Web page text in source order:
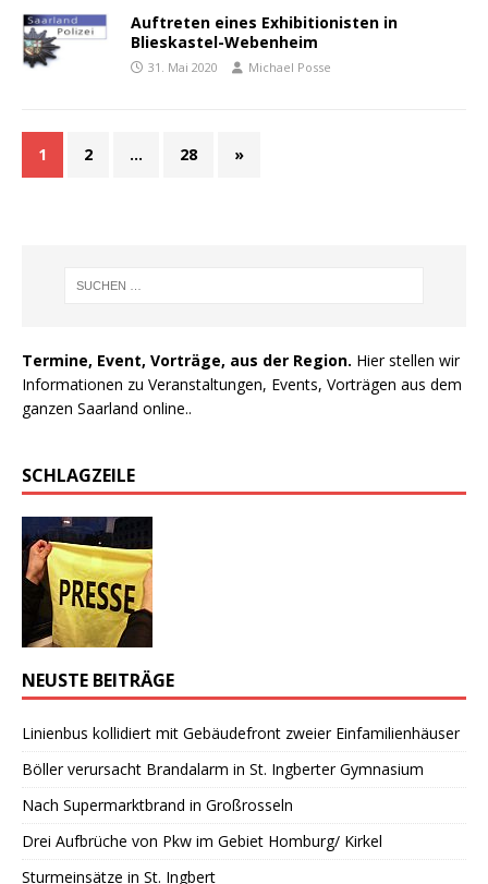
Auftreten eines Exhibitionisten in
Blieskastel-Webenheim
31. Mai 2020 Michael Posse
1 2 … 28 »
Termine, Event, Vorträge, aus der Region. Hier stellen wir
Informationen zu Veranstaltungen, Events, Vorträgen aus dem
ganzen Saarland online..
SCHLAGZEILE
NEUSTE BEITRÄGE
Linienbus kollidiert mit Gebäudefront zweier Einfamilienhäuser
Böller verursacht Brandalarm in St. Ingberter Gymnasium
Nach Supermarktbrand in Großrosseln
Drei Aufbrüche von Pkw im Gebiet Homburg/ Kirkel
Sturmeinsätze in St. Ingbert